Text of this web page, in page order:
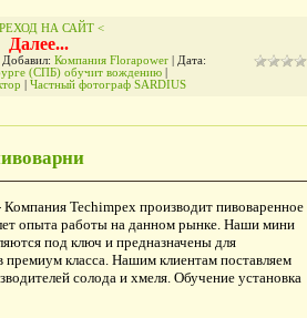
НА САЙТ <
Далее...
Компания Florapower| Дата:
(СПБ) обучит вождению|
Частный фотограф SARDIUS
Компания Techimpex производит пивоваренное
опыта работы на данном рынке. Наши мини
под ключ и предназначены для
премиум класса. Нашим клиентам поставляем
солода и хмеля. Обучение установка